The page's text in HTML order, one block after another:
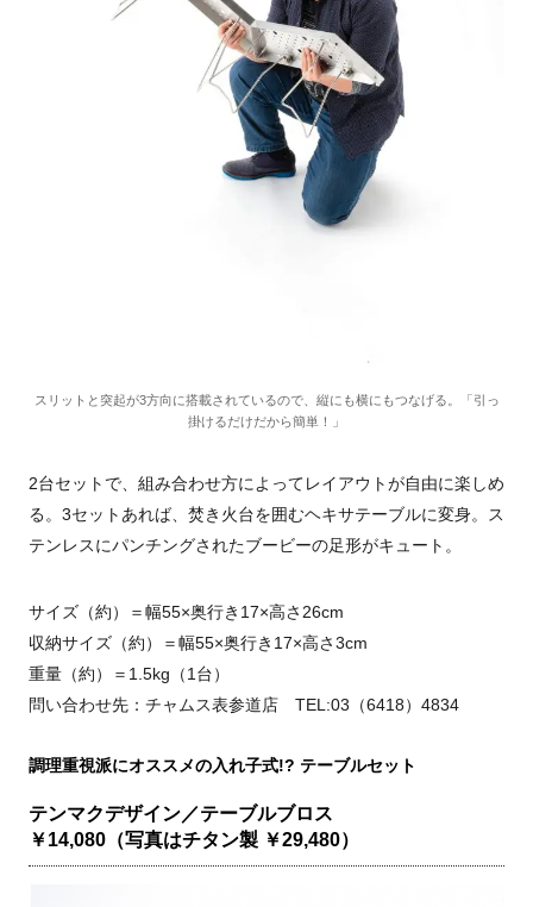
スリットと突起が3方向に搭載されているので、縦にも横にもつなげる。「引っ
掛けるだけだから簡単！」
2台セットで、組み合わせ方によってレイアウトが自由に楽しめ
る。3セットあれば、焚き火台を囲むヘキサテーブルに変身。ス
テンレスにパンチングされたブービーの足形がキュート。
サイズ（約）＝幅55×奥行き17×高さ26cm
収納サイズ（約）＝幅55×奥行き17×高さ3cm
重量（約）＝1.5kg（1台）
問い合わせ先：チャムス表参道店 TEL:03（6418）4834
調理重視派にオススメの入れ子式!? テーブルセット
テンマクデザイン／テーブルブロス
￥14,080（写真はチタン製 ￥29,480）